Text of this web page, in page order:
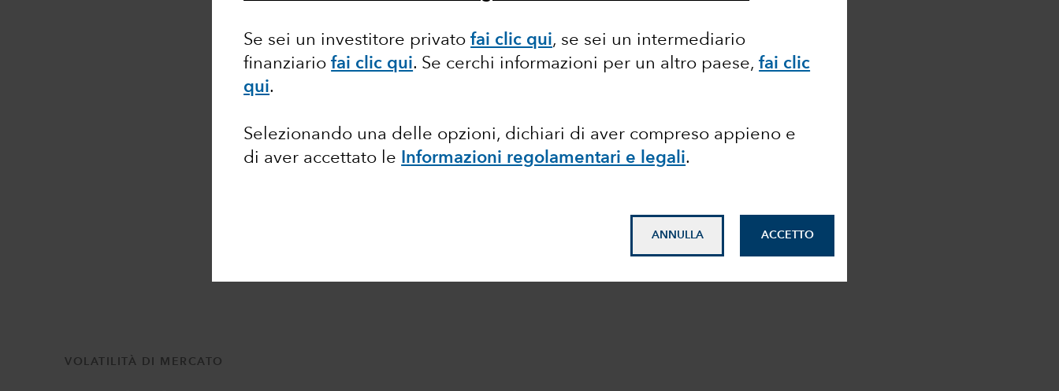
Se sei un investitore privatofai clic qui, se sei un intermediario
finanziariofai clic qui. Se cerchi informazioni per un altro paese,fai clic
qui.
Selezionando una delle opzioni, dichiari di aver compreso appieno e
di aver accettato le
Informazioni regolamentari e legali.
ANNULLA ACCETTO
VOLATILITÀ DI MERCATO